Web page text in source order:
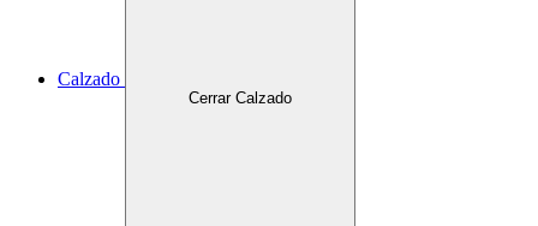
Calzado
Cerrar Calzado